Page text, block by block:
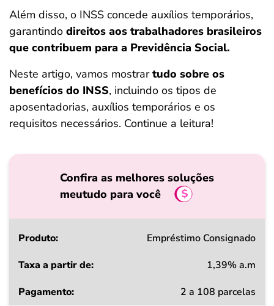
ferramentas
Além disso, o INSS concede auxílios temporários,
garantindo direitos aos trabalhadores brasileiros
que contribuem para a Previdência Social.
Neste artigo, vamos mostrartudo sobre os
benefícios do INSS, incluindo os tipos de
aposentadorias, auxílios temporários e os
requisitos necessários. Continue a leitura!
Confira as melhores soluções
meutudo para você
Produto
a
Empréstimo Consignado
1,39% a.m
2 a 108 parcelas